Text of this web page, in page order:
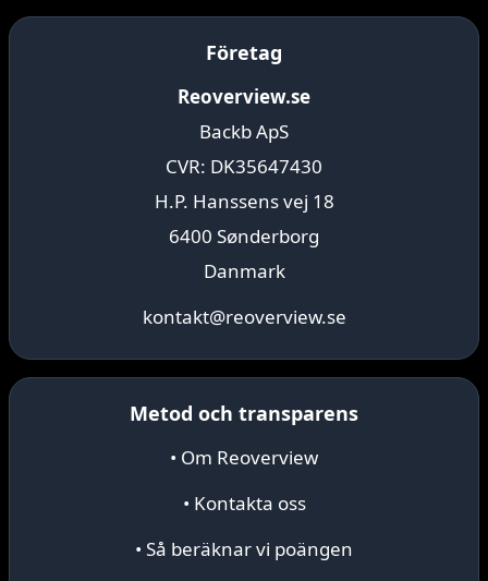
Företag
Reoverview.se
Backb ApS
CVR: DK35647430
H.P. Hanssens vej 18
6400 Sønderborg
Danmark
kontakt@reoverview.se
Metod och transparens
• Om Reoverview
• Kontakta oss
• Så beräknar vi poängen